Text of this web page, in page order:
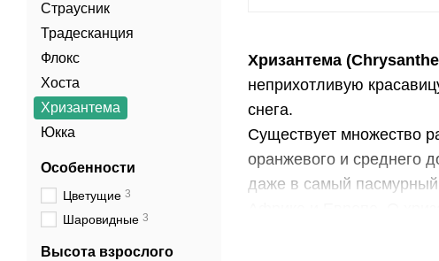
Хризантема
неприхотливую
снега.
Существует множество
оранжевого и среднего
даже в самый пасмурный
Страусник
Традесканция
Флокс
Хоста
Хризантема
Юкка
Особенности
Цветущие 3
Шаровидные 3
Высота взрослого